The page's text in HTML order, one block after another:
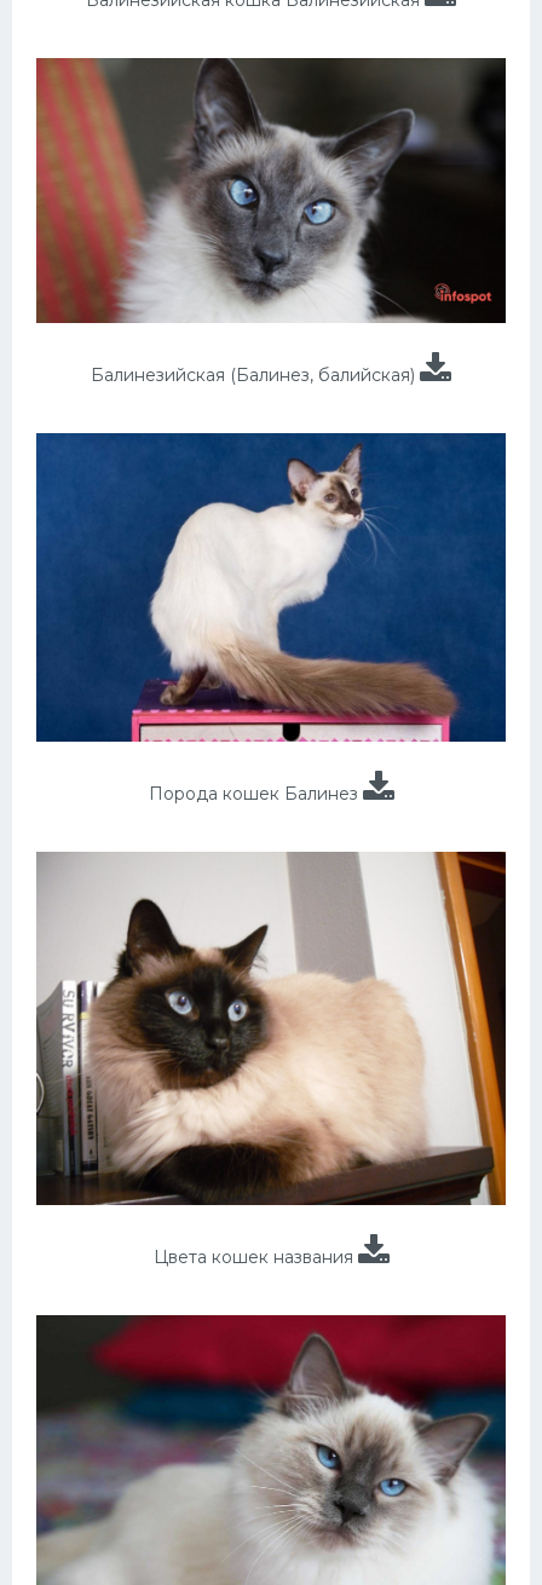
Балинезийская (Балинез, балийская)
Порода кошек Балинез
Цвета кошек названия